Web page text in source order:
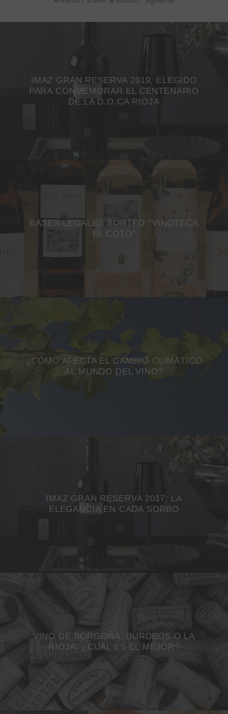
IMAZ GRAN RESERVA 2019, ELEGIDO
PARA CONMEMORAR EL CENTENARIO
DE LA D.O.CA RIOJA
BASES LEGALES SORTEO “VINOTECA
EL COTO”
¿CÓMO AFECTA EL CAMBIO CLIMÁTICO
AL MUNDO DEL VINO?
IMAZ GRAN RESERVA 2017: LA
ELEGANCIA EN CADA SORBO
VINO DE BORGOÑA, BURDEOS O LA
RIOJA, ¿CUÁL ES EL MEJOR?